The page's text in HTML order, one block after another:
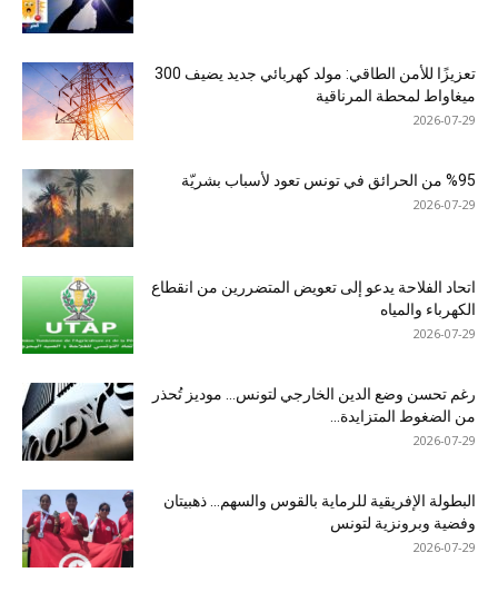
تعزيزًا للأمن الطاقي: مولد كهربائي جديد يضيف 300
ميغاواط لمحطة المرناقية
2026-07-29
%95 من الحرائق في تونس تعود لأسباب بشريّة
2026-07-29
اتحاد الفلاحة يدعو إلى تعويض المتضررين من انقطاع
الكهرباء والمياه
2026-07-29
رغم تحسن وضع الدين الخارجي لتونس… موديز تُحذر
من الضغوط المتزايدة...
2026-07-29
البطولة الإفريقية للرماية بالقوس والسهم… ذهبيتان
وفضية وبرونزية لتونس
2026-07-29